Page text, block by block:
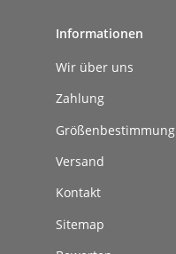
Informationen
Wir über uns
Zahlung
Größenbestimmung
Versand
Kontakt
Sitemap